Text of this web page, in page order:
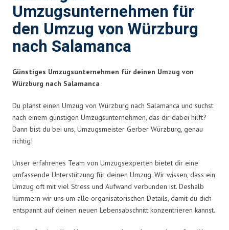
Umzugsunternehmen für
den Umzug von Würzburg
nach Salamanca
Günstiges Umzugsunternehmen für deinen Umzug von
Würzburg nach Salamanca
Du planst einen Umzug von Würzburg nach Salamanca und suchst
nach einem günstigen Umzugsunternehmen, das dir dabei hilft?
Dann bist du bei uns, Umzugsmeister Gerber Würzburg, genau
richtig!
Unser erfahrenes Team von Umzugsexperten bietet dir eine
umfassende Unterstützung für deinen Umzug. Wir wissen, dass ein
Umzug oft mit viel Stress und Aufwand verbunden ist. Deshalb
kümmern wir uns um alle organisatorischen Details, damit du dich
entspannt auf deinen neuen Lebensabschnitt konzentrieren kannst.